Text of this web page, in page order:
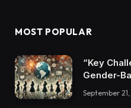
MOST POPULAR
“Key
Gender-
September